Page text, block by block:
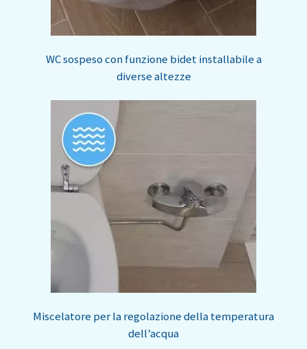
WC sospeso con funzione bidet installabile a
diverse altezze
Miscelatore per la regolazione della temperatura
dell’acqua